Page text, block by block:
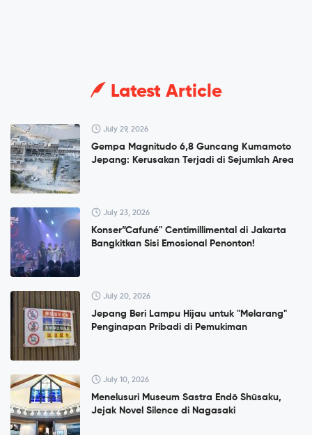
Latest Article
July 29, 2026
Gempa Magnitudo 6,8 Guncang Kumamoto
Jepang: Kerusakan Terjadi di Sejumlah Area
July 23, 2026
Konser”Cafuné" Centimillimental di Jakarta
Bangkitkan Sisi Emosional Penonton!
July 20, 2026
Jepang Beri Lampu Hijau untuk "Melarang"
Penginapan Pribadi di Pemukiman
July 10, 2026
Menelusuri Museum Sastra Endō Shūsaku,
Jejak Novel Silence di Nagasaki